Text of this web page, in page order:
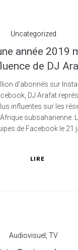
Uncategorized
année 2019
de DJ
d’abonnés sur
DJ Arafat
influentes sur les
subsaharienne.
de Facebook le 21
LIRE
Audiovisuel TV